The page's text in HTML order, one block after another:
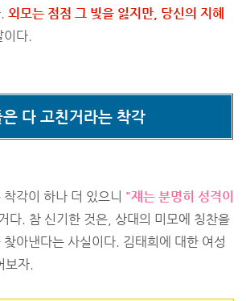
외모는 점점 그 빛을 잃지만, 당신의 지혜
이다.
다 고친거라는 착각
각이 하나 더 있으니 "쟤는 분명히 성격이
다. 참 신기한 것은, 상대의 미모에 칭찬을
아낸다는 사실이다. 김태희에 대한 여성
보자.